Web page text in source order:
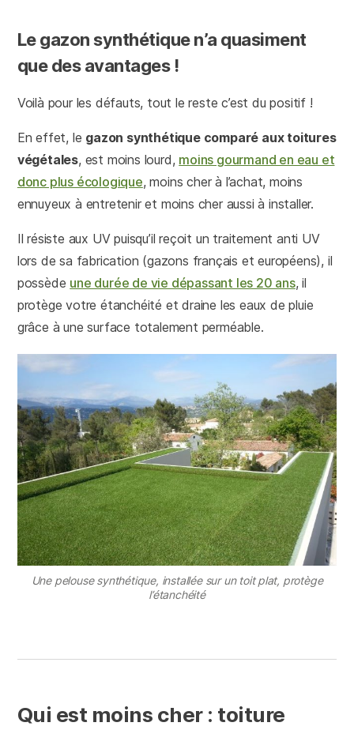
Le gazon synthétique n’a quasiment
que des avantages !
Voilà pour les défauts, tout le reste c’est du positif !
En effet, le gazon synthétique comparé aux toitures
végétales, est moins lourd, moins gourmand en eau et
donc plus écologique, moins cher à l’achat, moins
ennuyeux à entretenir et moins cher aussi à installer.
Il résiste aux UV puisqu’il reçoit un traitement anti UV
lors de sa fabrication (gazons français et européens), il
possède une durée de vie dépassant les 20 ans, il
protège votre étanchéité et draine les eaux de pluie
grâce à une surface totalement perméable.
Une pelouse synthétique, installée sur un toit plat, protège
l’étanchéité
Qui est moins cher : toiture